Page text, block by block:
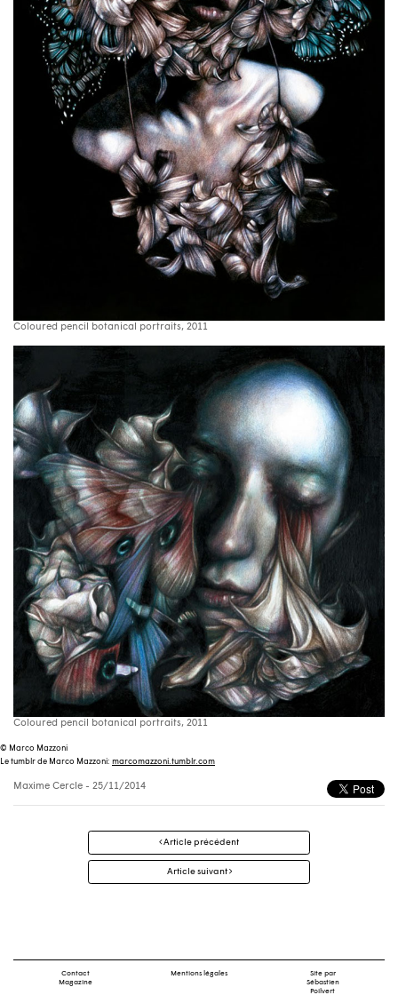
Coloured pencil botanical portraits, 2011
Coloured pencil botanical portraits, 2011
© Marco Mazzoni
Le tumblr de Marco Mazzoni: marcomazzoni.tumblr.com
Maxime Cercle - 25/11/2014
Navigation
Article précédent
Article suivant
Contact
Magazine
Mentions légales
Site par
Sébastien
Poilvert